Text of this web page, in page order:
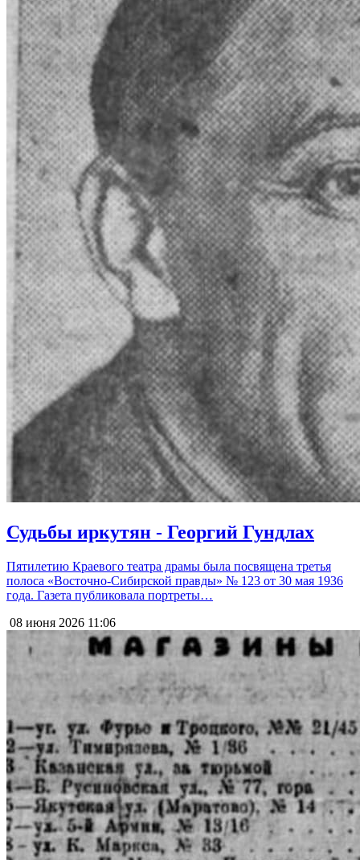
Судьбы иркутян - Георгий Гундлах
Пятилетию Краевого театра драмы была посвящена третья
полоса «Восточно-Сибирской правды» № 123 от 30 мая 1936
года. Газета публиковала портреты…
08 июня 2026 11:06